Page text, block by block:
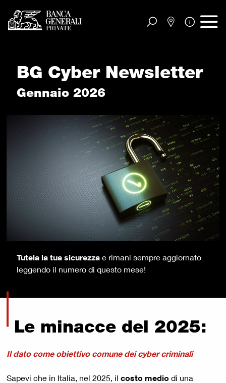
Vai al contenuto principale
BG Cyber Newsletter
Gennaio 2026
Tutela la tua sicurezza e rimani sempre aggiornato
leggendo il numero di questo mese!
Le minacce del 2025:
Il dato come obiettivo comune dei cyber criminali
Sapevi che in Italia, nel 2025, il costo medio di una